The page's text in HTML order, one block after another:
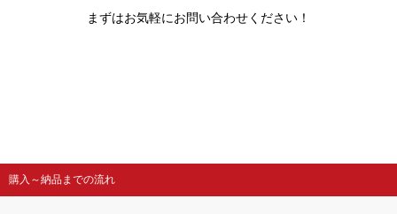
まずはお気軽にお問い合わせください！
購入～納品までの流れ